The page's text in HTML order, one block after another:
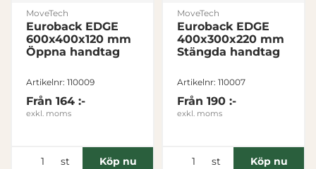
Tillåt alla
Tillåt urval
MoveTech
Euroback EDGE
600x400x120 mm
Öppna handtag
Artikelnr: 110009
Från 164 :-
exkl. moms
st Köp nu
MoveTech
Euroback EDGE
400x300x220 mm
Stängda handtag
Artikelnr: 110007
Från 190 :-
exkl. moms
st Köp nu